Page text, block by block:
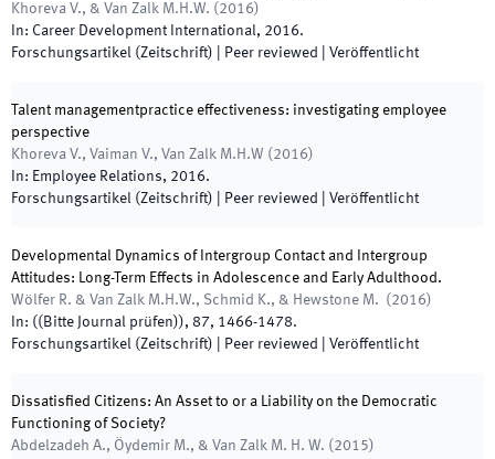
Khoreva V., & Van Zalk M.H.W. ( 2016)
In: Career Development International, 2016.
Forschungsartikel (Zeitschrift) | Peer reviewed Veröffentlicht
Talent managementpractice effectiveness: investigating employee
perspective
Khoreva V., Vaiman V., Van Zalk M.H.W ( 2016)
In: Employee Relations, 2016.
Forschungsartikel (Zeitschrift) | Peer reviewed Veröffentlicht
Developmental Dynamics of Intergroup Contact and Intergroup
Attitudes: Long-Term Effects in Adolescence and Early Adulthood.
Wölfer R. & Van Zalk M.H.W., Schmid K., & Hewstone M. ( 2016)
In: ((Bitte Journal prüfen)), 87, 1466-1478.
Forschungsartikel (Zeitschrift) | Peer reviewed Veröffentlicht
Dissatisfied Citizens: An Asset to or a Liability on the Democratic
Functioning of Society?
Abdelzadeh A., Öydemir M., & Van Zalk M. H. W. ( 2015)